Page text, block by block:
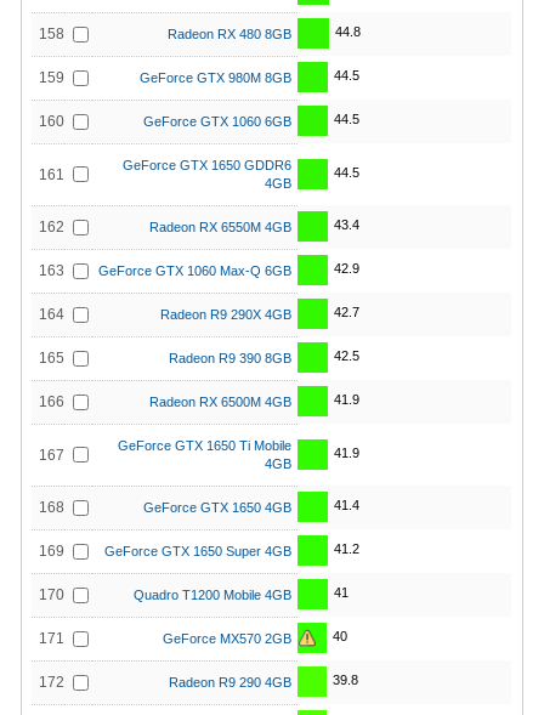
158 Radeon RX 480 8GB 44.8
159 GeForce GTX 980M 8GB 44.5
160 GeForce GTX 1060 6GB 44.5
161
GeForce GTX 1650 GDDR6
4GB
44.5
162 Radeon RX 6550M 4GB 43.4
163 GeForce GTX 1060 Max-Q 6GB 42.9
164 Radeon R9 290X 4GB 42.7
165 Radeon R9 390 8GB 42.5
166 Radeon RX 6500M 4GB 41.9
167
GeForce GTX 1650 Ti Mobile
4GB
41.9
168 GeForce GTX 1650 4GB 41.4
169 GeForce GTX 1650 Super 4GB 41.2
170 Quadro T1200 Mobile 4GB 41
171 GeForce MX570 2GB 40
172 Radeon R9 290 4GB 39.8